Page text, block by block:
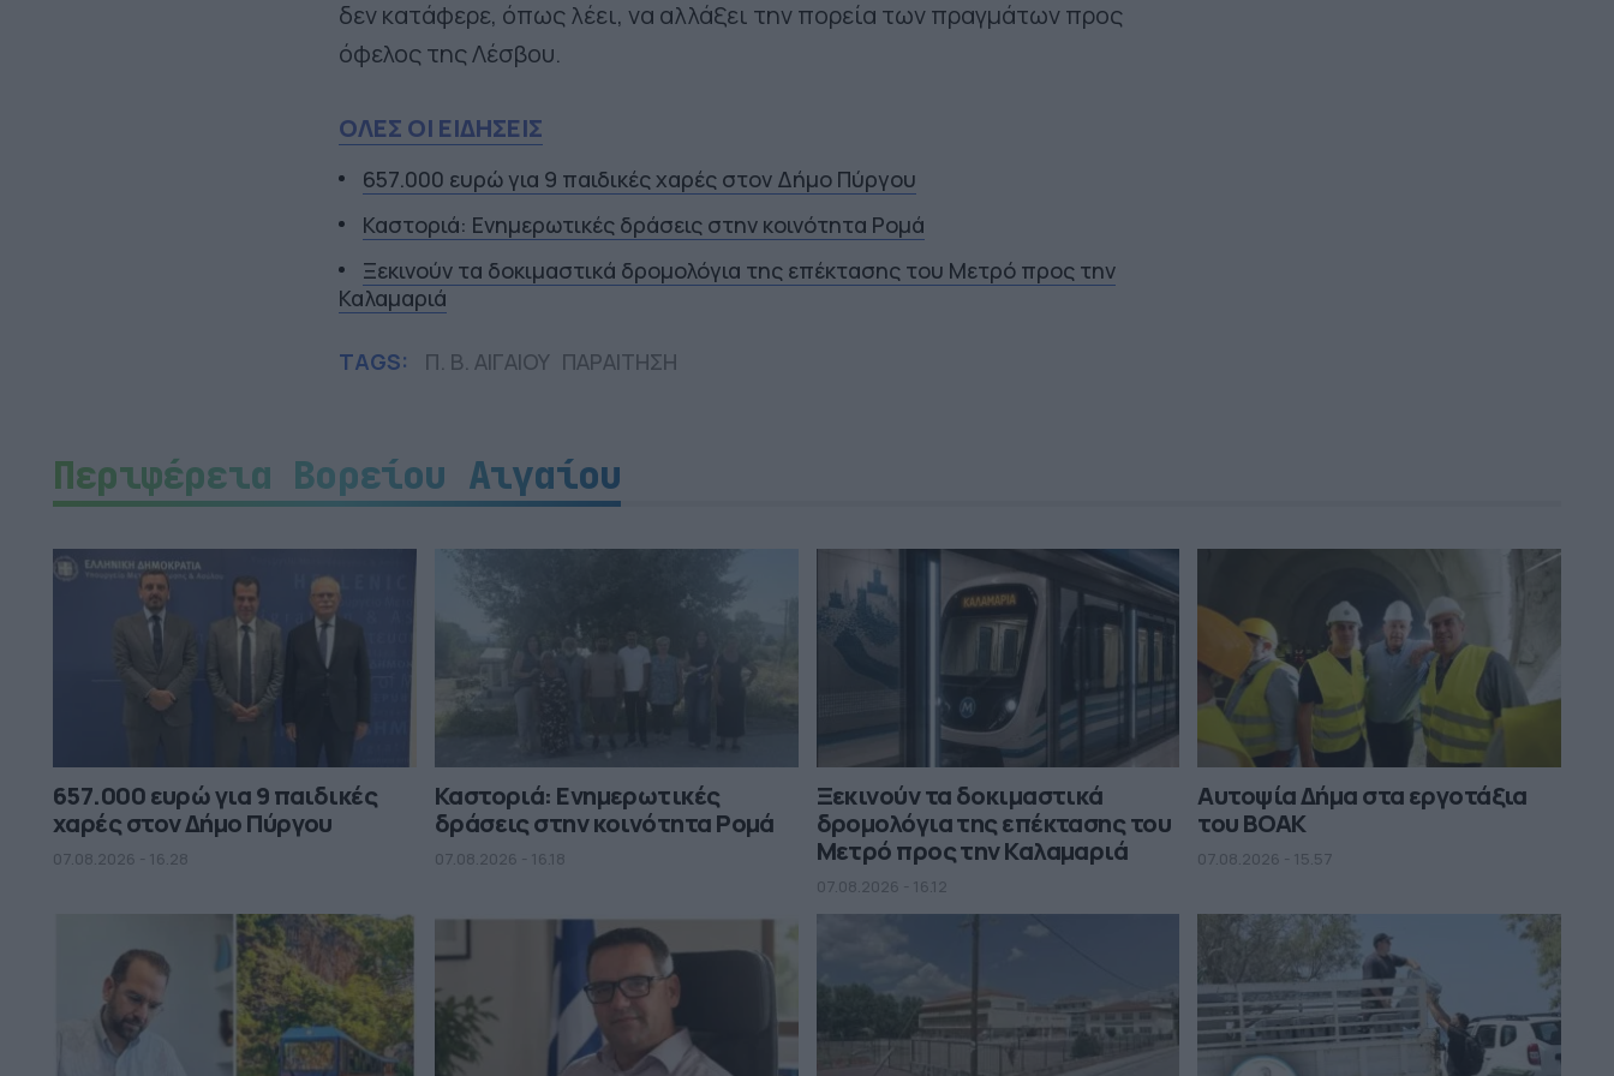
δεν κατάφερε, όπως λέει, να αλλάξει την πορεία των πραγμάτων προς
όφελος της Λέσβου.
ΟΛΕΣ ΟΙ ΕΙΔΗΣΕΙΣ
657.000 ευρώ για 9 παιδικές χαρές στον Δήμο Πύργου
Καστοριά: Ενημερωτικές δράσεις στην κοινότητα Ρομά
Ξεκινούν τα δοκιμαστικά δρομολόγια της επέκτασης του Μετρό προς την
Καλαμαριά
TAGS: Π. Β. ΑΙΓΑΙΟΥ ΠΑΡΑΙΤΗΣΗ
Περιφέρεια Βορείου Αιγαίου
657.000 ευρώ για 9 παιδικές
χαρές στον Δήμο Πύργου
07.08.2026 - 16.28
Καστοριά: Ενημερωτικές
δράσεις στην κοινότητα Ρομά
07.08.2026 - 16.18
Ξεκινούν τα δοκιμαστικά
δρομολόγια της επέκτασης του
Μετρό προς την Καλαμαριά
07.08.2026 - 16.12
Αυτοψία Δήμα στα εργοτάξια
του ΒΟΑΚ
07.08.2026 - 15.57